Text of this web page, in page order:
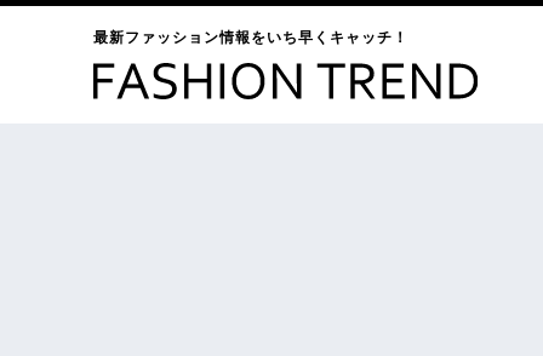
最新ファッション情報をいち早くキャッチ！